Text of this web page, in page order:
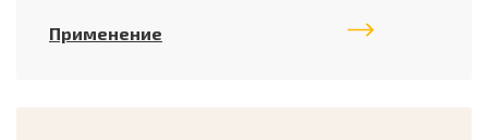
Применение